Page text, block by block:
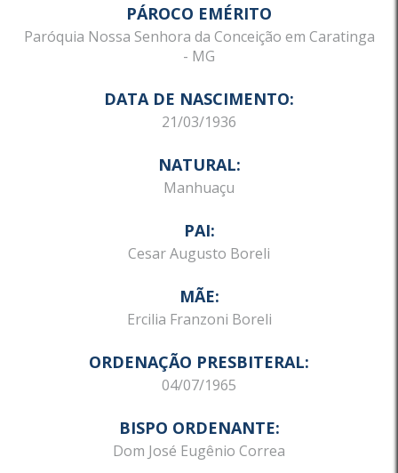
PÁROCO EMÉRITO
Paróquia Nossa Senhora da Conceição em Caratinga
- MG
DATA DE NASCIMENTO:
21/03/1936
NATURAL:
Manhuaçu
PAI:
Cesar Augusto Boreli
MÃE:
Ercilia Franzoni Boreli
ORDENAÇÃO PRESBITERAL:
04/07/1965
BISPO ORDENANTE:
Dom José Eugênio Correa